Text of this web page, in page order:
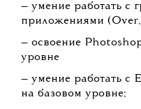
— умение работать с
приложениями
— освоение
уровне
— умение работать с
на базовом уровне;